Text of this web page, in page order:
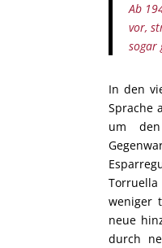
Ab
vor,
sogar
In den
Sprache
um den
weniger
neue
durch